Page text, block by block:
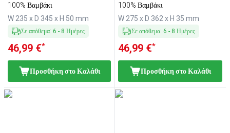
100% Βαμβάκι
W 235 x D 345 x H 50 mm
Σε απόθεμα: 6 - 8 Ημέρες
46,99 €*
Προσθήκη στο Καλάθι
100% Βαμβάκι
W 275 x D 362 x H 35 mm
Σε απόθεμα: 6 - 8 Ημέρες
46,99 €*
Προσθήκη στο Καλάθι